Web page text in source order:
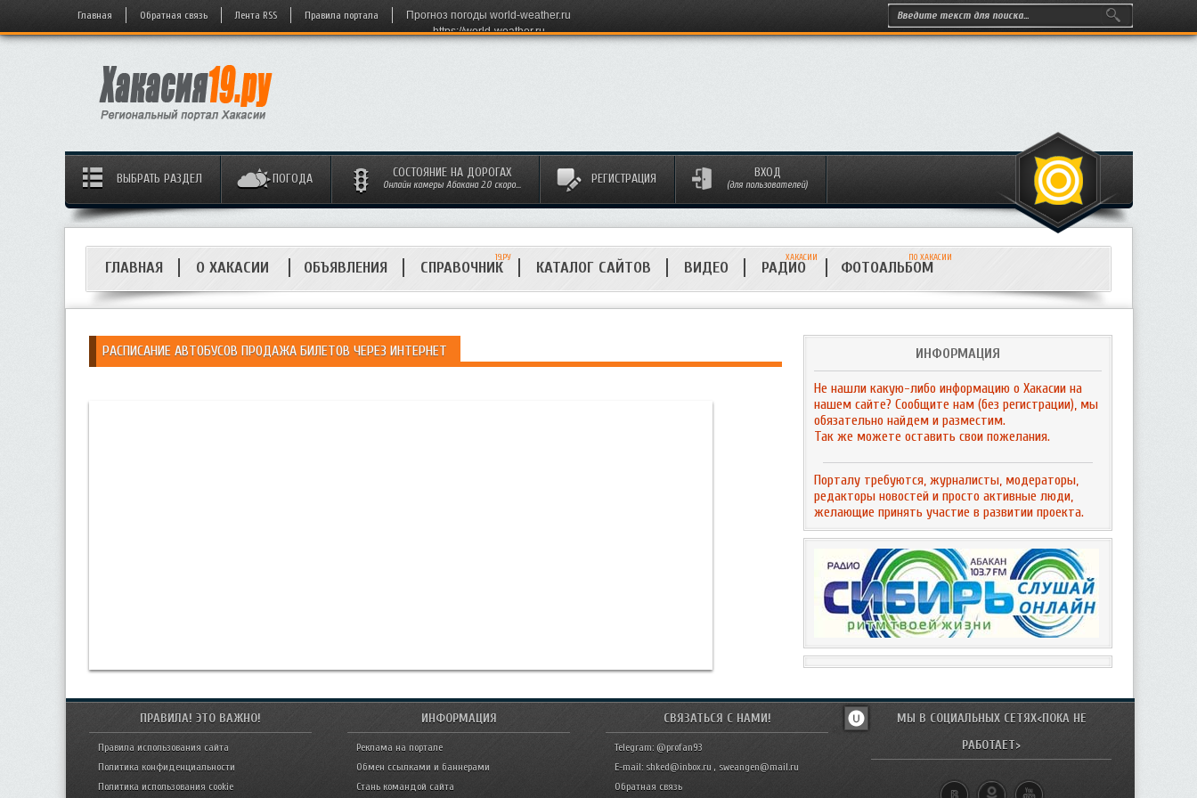
Главная Обратная связь Лента RSS Правила портала
Прогноз погоды world-weather.ru
https://world-weather.ru
ВЫБРАТЬ РАЗДЕЛ ПОГОДА СОСТОЯНИЕ НА ДОРОГАХ
Онлайн камеры Абакана 2.0 скоро... РЕГИСТРАЦИЯ ВХОД
(для пользователей)
ГЛАВНАЯ О ХАКАСИИ ОБЪЯВЛЕНИЯ СПРАВОЧНИК
19.РУ
КАТАЛОГ САЙТОВ ВИДЕО РАДИО
ХАКАСИИ
ФОТОАЛЬБОМ
ПО ХАКАСИИ
РАСПИСАНИЕ АВТОБУСОВ ПРОДАЖА БИЛЕТОВ ЧЕРЕЗ ИНТЕРНЕТ ИНФОРМАЦИЯ
Не нашли какую-либо информацию о Хакасии на
нашем сайте? Сообщите нам (без регистрации), мы
обязательно найдем и разместим.
Так же можете оставить свои пожелания.
Порталу требуются, журналисты, модераторы,
редакторы новостей и просто активные люди,
желающие принять участие в развитии проекта.
ПРАВИЛА! ЭТО ВАЖНО!
Правила использования сайта
Политика конфиденциальности
Политика использования cookie
ИНФОРМАЦИЯ
Реклама на портале
Обмен ссылками и баннерами
Стань командой сайта
СВЯЗАТЬСЯ С НАМИ!
Telegram: @profan93
E-mail: shked@inbox.ru , sweangen@mail.ru
Обратная связь
МЫ В СОЦИАЛЬНЫХ СЕТЯХ<ПОКА НЕ
РАБОТАЕТ>